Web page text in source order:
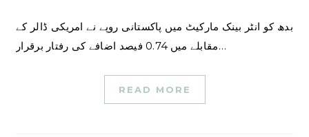
بدھ کو انٹر بینک مارکیٹ میں پاکستانی روپے نے امریکی ڈالر کے
مقابلے میں 0.74 فیصد اضافے کی رفتار برقرار…
READ MORE